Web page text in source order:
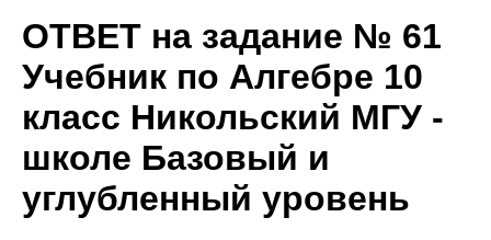
ОТВЕТ на задание № 61
Учебник по Алгебре 10
класс Никольский МГУ -
школе Базовый и
углубленный уровень